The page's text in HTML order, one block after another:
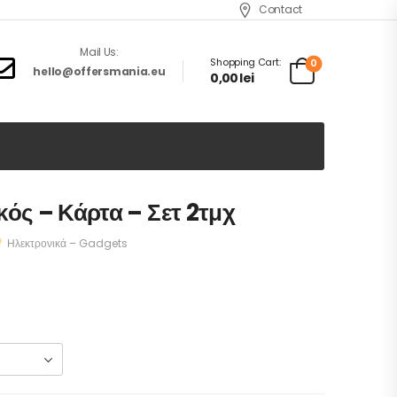
Contact
Mail Us:
hello@offersmania.eu
Shopping Cart:
0,00lei
0
– Κάρτα – Σετ 2τμχ
Ηλεκτρονικά – Gadgets